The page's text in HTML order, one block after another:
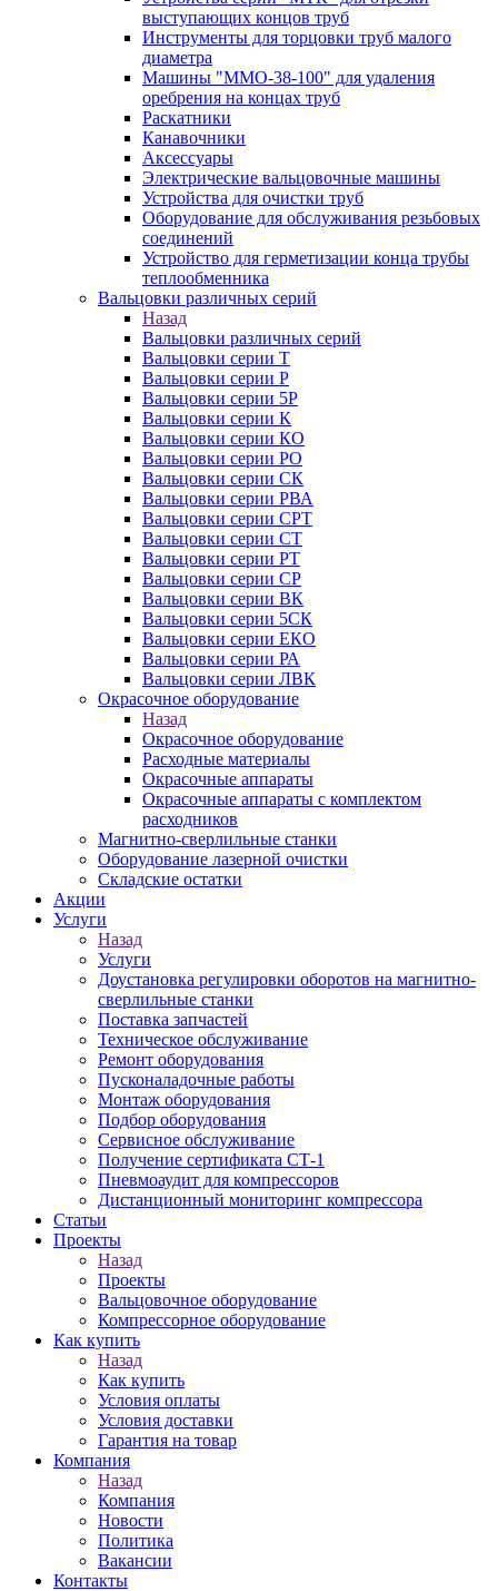
выступающих концов труб
Инструменты для торцовки труб малого
диаметра
Машины "ММО-38-100" для удаления
оребрения на концах труб
Раскатники
Канавочники
Аксессуары
Электрические вальцовочные машины
Устройства для очистки труб
Оборудование для обслуживания резьбовых
соединений
Устройство для герметизации конца трубы
теплообменника
Вальцовки различных серий
Назад
Вальцовки различных серий
Вальцовки серии Т
Вальцовки серии Р
Вальцовки серии 5Р
Вальцовки серии К
Вальцовки серии КО
Вальцовки серии РО
Вальцовки серии СК
Вальцовки серии РВА
Вальцовки серии СРТ
Вальцовки серии СТ
Вальцовки серии РТ
Вальцовки серии СР
Вальцовки серии ВК
Вальцовки серии 5СК
Вальцовки серии ЕКО
Вальцовки серии РА
Вальцовки серии ЛВК
Окрасочное оборудование
Назад
Окрасочное оборудование
Расходные материалы
Окрасочные аппараты
Окрасочные аппараты с комплектом
расходников
Магнитно-сверлильные станки
Оборудование лазерной очистки
Складские остатки
Акции
Услуги
Назад
Услуги
Доустановка регулировки оборотов на магнитно-
сверлильные станки
Поставка запчастей
Техническое обслуживание
Ремонт оборудования
Пусконаладочные работы
Монтаж оборудования
Подбор оборудования
Сервисное обслуживание
Получение сертификата СТ-1
Пневмоаудит для компрессоров
Дистанционный мониторинг компрессора
Статьи
Проекты
Назад
Проекты
Вальцовочное оборудование
Компрессорное оборудование
Как купить
Назад
Как купить
Условия оплаты
Условия доставки
Гарантия на товар
Компания
Назад
Компания
Новости
Политика
Вакансии
Контакты